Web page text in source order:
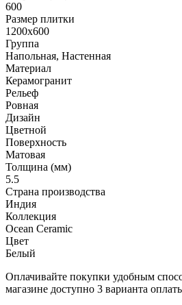
600
Размер плитки
1200x600
Группа
Напольная, Настенная
Материал
Керамогранит
Рельеф
Ровная
Дизайн
Цветной
Поверхность
Матовая
Толщина (мм)
5.5
Страна производства
Индия
Коллекция
Ocean Ceramic
Цвет
Белый
Оплачивайте покупки удобным
магазине доступно 3 варианта